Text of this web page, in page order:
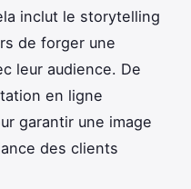
inclut le storytelling
de forger une
leur audience. De
en ligne
garantir une image
des clients